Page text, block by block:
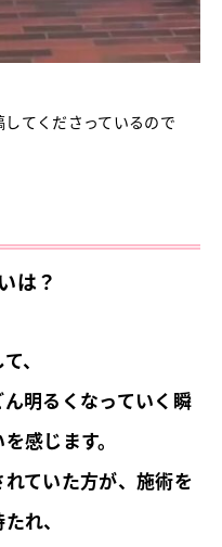
てくださっているので
は？
、
明るくなっていく瞬
感じます。
ていた方が、施術を
れ、